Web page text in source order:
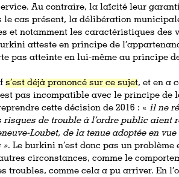
Au contraire, la laïcité leur
le cas présent, la délibération
et notamment les caractéristiques des
atteste en principe de
pas atteinte en lui-même au principe
s’est déjà prononcé sur ce sujet, et en a
pas incompatible avec le principe de
cette décision de 2016 : «il ne
risques de trouble à l’ordre public aient
Loubet, de la tenue adoptée en
». Le burkini n’est donc pas un
circonstances, comme le
troubles, comme cela a pu arriver. En